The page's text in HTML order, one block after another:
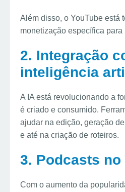
Além disso, o YouTube está
monetização específica para
2. Integração
inteligência
A IA está revolucionando a
é criado e consumido.
ajudar na edição, geração
e até na criação de roteiros.
3. Podcasts no
Com o aumento da